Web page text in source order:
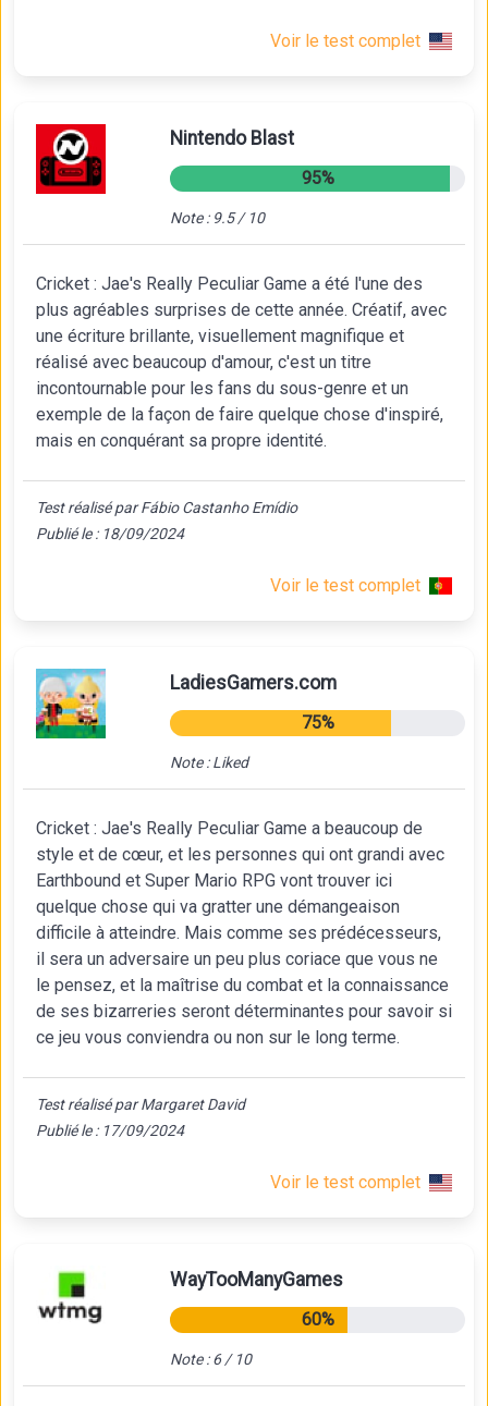
Voir le test complet
Nintendo Blast
95%
Note : 9.5 / 10
Cricket : Jae's Really Peculiar Game a été l'une des
plus agréables surprises de cette année. Créatif, avec
une écriture brillante, visuellement magnifique et
réalisé avec beaucoup d'amour, c'est un titre
incontournable pour les fans du sous-genre et un
exemple de la façon de faire quelque chose d'inspiré,
mais en conquérant sa propre identité.
Test réalisé par Fábio Castanho Emídio
Publié le : 18/09/2024
Voir le test complet
LadiesGamers.com
75%
Note : Liked
Cricket : Jae's Really Peculiar Game a beaucoup de
style et de cœur, et les personnes qui ont grandi avec
Earthbound et Super Mario RPG vont trouver ici
quelque chose qui va gratter une démangeaison
difficile à atteindre. Mais comme ses prédécesseurs,
il sera un adversaire un peu plus coriace que vous ne
le pensez, et la maîtrise du combat et la connaissance
de ses bizarreries seront déterminantes pour savoir si
ce jeu vous conviendra ou non sur le long terme.
Test réalisé par Margaret David
Publié le : 17/09/2024
Voir le test complet
WayTooManyGames
60%
Note : 6 / 10